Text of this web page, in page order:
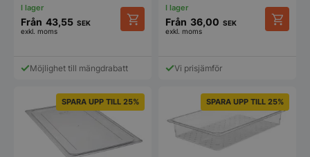
Från 43,55 SEK
exkl. moms
produkten
har
varianter.
De
olika
alternativen
kan
Möjlighet till mängdrabatt
Från 36,00 SEK
exkl. moms
De
olika
Vi prisjämför
SPARA UPP TILL 25% SPARA UPP TILL 25%